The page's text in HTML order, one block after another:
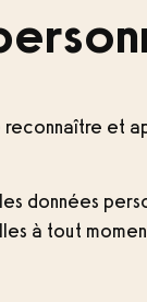
reconnaître et
données
à tout